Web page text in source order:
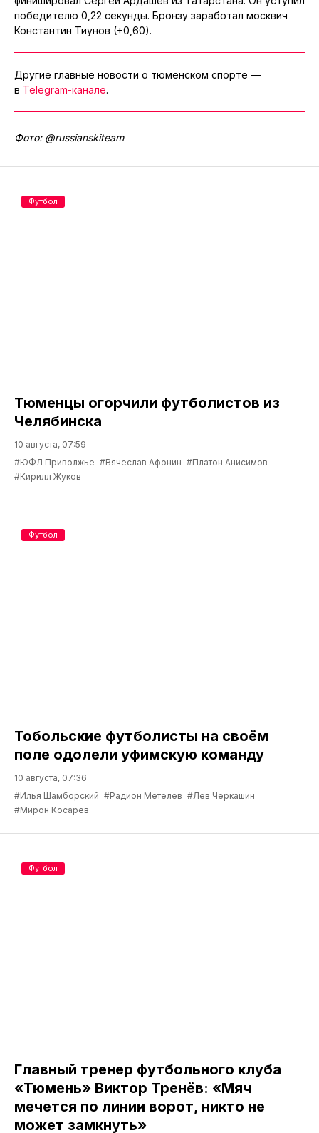
победителю 0,22 секунды. Бронзу заработал москвич
Константин Тиунов (+0,60).
Другие главные новости о тюменском спорте —
в Telegram-канале.
Фото: @russianskiteam
Тюменцы огорчили футболистов из
Челябинска
10 августа, 07:59
#ЮФЛ Приволжье #Вячеслав Афонин #Платон Анисимов
#Кирилл Жуков
Футбол
Тобольские футболисты на своём
поле одолели уфимскую команду
10 августа, 07:36
#Илья Шамборский #Радион Метелев #Лев Черкашин
#Мирон Косарев
Футбол
Главный тренер футбольного клуба
«Тюмень» Виктор Тренёв: «Мяч
мечется по линии ворот, никто не
может замкнуть»
Футбол